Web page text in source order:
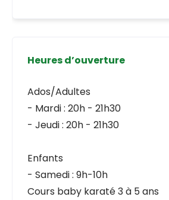
Heures d’ouverture
Ados/Adultes
- Mardi : 20h - 21h30
- Jeudi : 20h - 21h30
Enfants
- Samedi : 9h-10h
Cours baby karaté 3 à 5 ans